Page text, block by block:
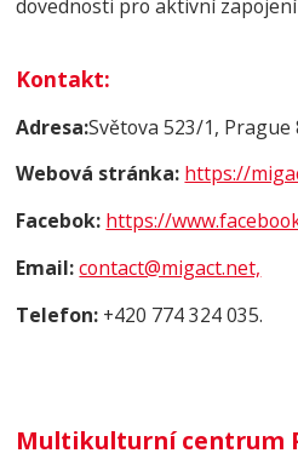
dovednosti pro aktivní
Kontakt:
Adresa:Světova 523/1, Prague
Webová stránka: https://
Facebok: https://
Email: contact@migact.net,
Telefon: +420 774 324 035.
Multikulturní centrum